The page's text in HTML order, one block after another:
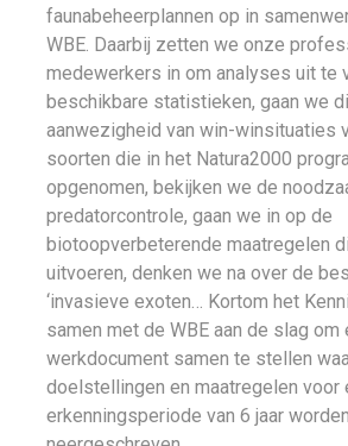
faunabeheerplannen op in
WBE. Daarbij zetten we onze
medewerkers in om analyses uit te
beschikbare statistieken, gaan we
aanwezigheid van win-winsituaties
soorten die in het Natura2000
opgenomen, bekijken we de
predatorcontrole, gaan we in op de
biotoopverbeterende maatregelen
uitvoeren, denken we na over de
‘invasieve exoten… Kortom het
samen met de WBE aan de slag om
werkdocument samen te stellen
doelstellingen en maatregelen voor
erkenningsperiode van 6 jaar worden